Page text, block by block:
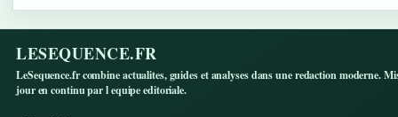
LESEQUENCE.FR
LeSequence.fr combine actualites, guides et analyses dans une redaction moderne.
jour en continu par l equipe editoriale.